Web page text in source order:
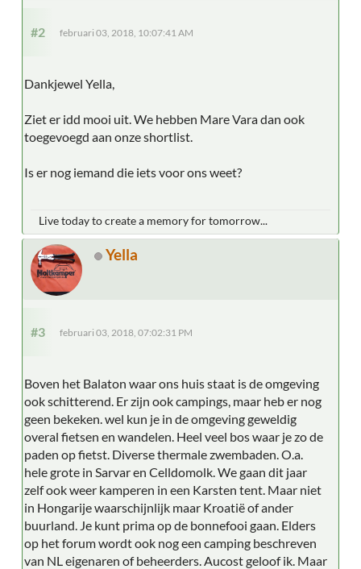
#2 februari 03, 2018, 10:07:41 AM
Dankjewel Yella,
Ziet er idd mooi uit. We hebben Mare Vara dan ook
toegevoegd aan onze shortlist.
Is er nog iemand die iets voor ons weet?
Live today to create a memory for tomorrow...
Yella
#3 februari 03, 2018, 07:02:31 PM
Boven het Balaton waar ons huis staat is de omgeving
ook schitterend. Er zijn ook campings, maar heb er nog
geen bekeken. wel kun je in de omgeving geweldig
overal fietsen en wandelen. Heel veel bos waar je zo de
paden op fietst. Diverse thermale zwembaden. O.a.
hele grote in Sarvar en Celldomolk. We gaan dit jaar
zelf ook weer kamperen in een Karsten tent. Maar niet
in Hongarije waarschijnlijk maar Kroatië of ander
buurland. Je kunt prima op de bonnefooi gaan. Elders
op het forum wordt ook nog een camping beschreven
van NL eigenaren of beheerders. Aucost geloof ik. Maar